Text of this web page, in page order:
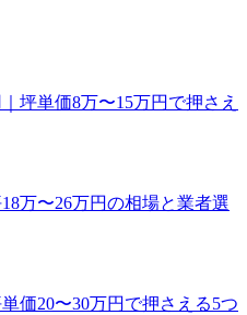
坪単価8万〜15万円で押さえ
万〜26万円の相場と業者選
価20〜30万円で押さえる5つ